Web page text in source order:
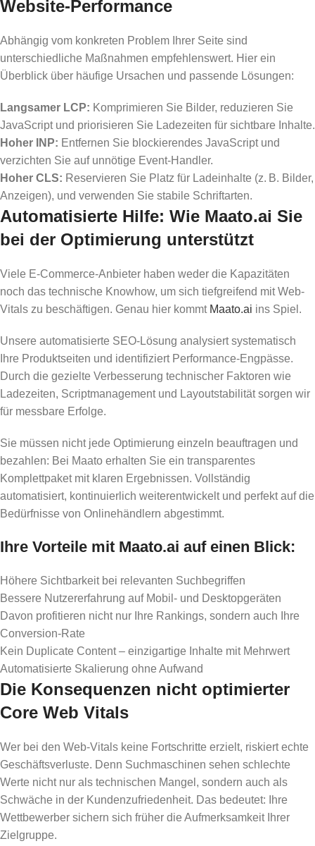
Website-Performance
Abhängig vom konkreten Problem Ihrer Seite sind
unterschiedliche Maßnahmen empfehlenswert. Hier ein
Überblick über häufige Ursachen und passende Lösungen:
Langsamer LCP: Komprimieren Sie Bilder, reduzieren Sie
JavaScript und priorisieren Sie Ladezeiten für sichtbare Inhalte.
Hoher INP: Entfernen Sie blockierendes JavaScript und
verzichten Sie auf unnötige Event-Handler.
Hoher CLS: Reservieren Sie Platz für Ladeinhalte (z. B. Bilder,
Anzeigen), und verwenden Sie stabile Schriftarten.
Automatisierte Hilfe: Wie Maato.ai Sie
bei der Optimierung unterstützt
Viele E-Commerce-Anbieter haben weder die Kapazitäten
noch das technische Knowhow, um sich tiefgreifend mit Web-
Vitals zu beschäftigen. Genau hier kommt Maato.ai ins Spiel.
Unsere automatisierte SEO-Lösung analysiert systematisch
Ihre Produktseiten und identifiziert Performance-Engpässe.
Durch die gezielte Verbesserung technischer Faktoren wie
Ladezeiten, Scriptmanagement und Layoutstabilität sorgen wir
für messbare Erfolge.
Sie müssen nicht jede Optimierung einzeln beauftragen und
bezahlen: Bei Maato erhalten Sie ein transparentes
Komplettpaket mit klaren Ergebnissen. Vollständig
automatisiert, kontinuierlich weiterentwickelt und perfekt auf die
Bedürfnisse von Onlinehändlern abgestimmt.
Ihre Vorteile mit Maato.ai auf einen Blick:
Höhere Sichtbarkeit bei relevanten Suchbegriffen
Bessere Nutzererfahrung auf Mobil- und Desktopgeräten
Davon profitieren nicht nur Ihre Rankings, sondern auch Ihre
Conversion-Rate
Kein Duplicate Content – einzigartige Inhalte mit Mehrwert
Automatisierte Skalierung ohne Aufwand
Die Konsequenzen nicht optimierter
Core Web Vitals
Wer bei den Web-Vitals keine Fortschritte erzielt, riskiert echte
Geschäftsverluste. Denn Suchmaschinen sehen schlechte
Werte nicht nur als technischen Mangel, sondern auch als
Schwäche in der Kundenzufriedenheit. Das bedeutet: Ihre
Wettbewerber sichern sich früher die Aufmerksamkeit Ihrer
Zielgruppe.